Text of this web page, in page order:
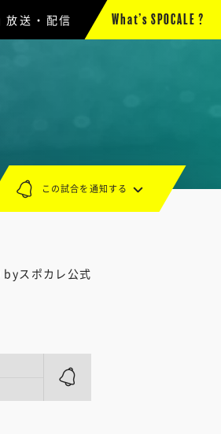
放送・配信 What’s SPOCALE ?
byスポカレ公式
この試合を通知する